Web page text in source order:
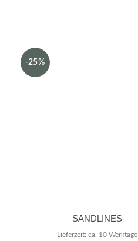
-25%
SANDLINES
Lieferzeit: ca. 10 Werktage